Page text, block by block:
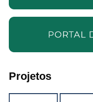
Projetos